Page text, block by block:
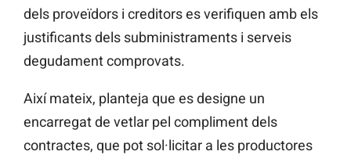
dels proveïdors i creditors es verifiquen amb els
justificants dels subministraments i serveis
degudament comprovats.
Així mateix, planteja que es designe un
encarregat de vetlar pel compliment dels
contractes, que pot sol·licitar a les productores